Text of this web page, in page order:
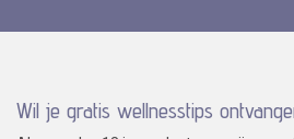
Wil je gratis wellnesstips